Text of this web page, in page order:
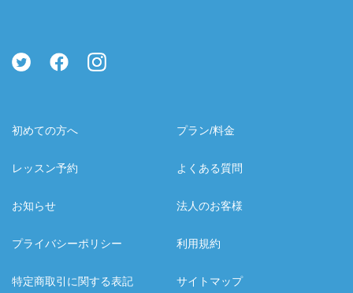
初めての方へ プラン/料金
レッスン予約 よくある質問
お知らせ 法人のお客様
プライバシーポリシー 利用規約
特定商取引に関する表記 サイトマップ